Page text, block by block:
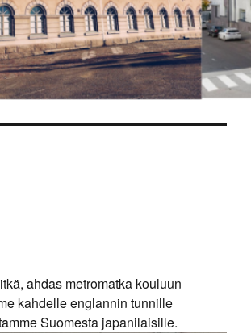
ahdas metromatka kouluun
kahdelle englannin tunnille
Suomesta japanilaisille.